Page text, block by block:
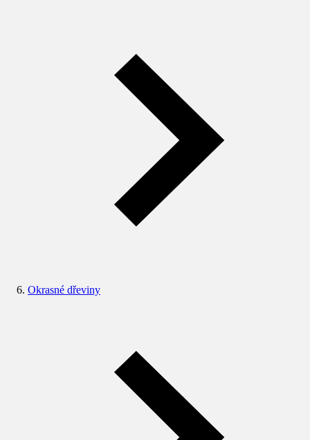
Okrasné dřeviny